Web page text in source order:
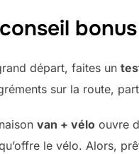
bonus
départ, faites un
sur la route,
van + vélo ouvre
le vélo. Alors,